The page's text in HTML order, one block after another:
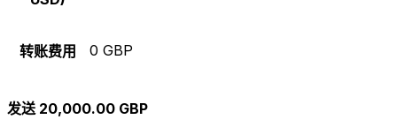
转账费用 0 GBP
发送 20,000.00 GBP